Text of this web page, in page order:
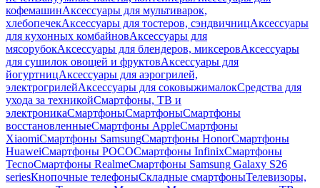
кофемашинАксессуары для мультиварок,
хлебопечекАксессуары для тостеров, сэндвичницАксессуары
для кухонных комбайновАксессуары для
мясорубокАксессуары для блендеров, миксеровАксессуары
для сушилок овощей и фруктовАксессуары для
йогуртницАксессуары для аэрогрилей,
электрогрилейАксессуары для соковыжималокСредства для
ухода за техникойСмартфоны, ТВ и
электроникаСмартфоныСмартфоныСмартфоны
восстановленныеСмартфоны AppleСмартфоны
XiaomiСмартфоны SamsungСмартфоны HonorСмартфоны
HuaweiСмартфоны POCOСмартфоны InfinixСмартфоны
TecnoСмартфоны RealmeСмартфоны Samsung Galaxy S26
seriesКнопочные телефоныСкладные смартфоныТелевизоры,